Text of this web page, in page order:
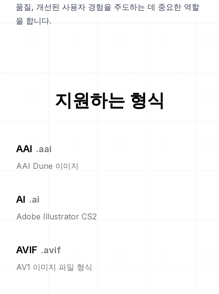
품질, 개선된 사용자 경험을 주도하는 데 중요한 역할
을 합니다.
지원하는 형식
AAI .aai
AAI Dune 이미지
AI .ai
Adobe Illustrator CS2
AVIF .avif
AV1 이미지 파일 형식